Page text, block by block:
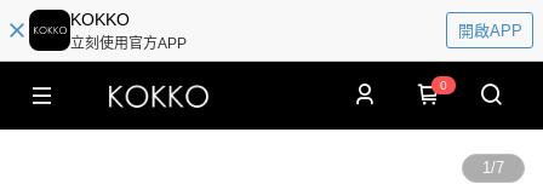
KOKKO
立刻使用官方APP
開啟APP
0
1/7